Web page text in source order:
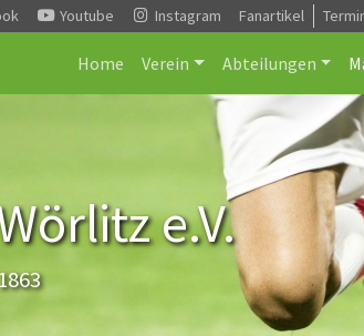
Youtube Instagram Fanartikel
Home Verein Abteilungen
e.V.